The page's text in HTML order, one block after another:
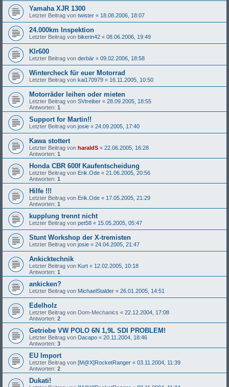
Yamaha XJR 1300
Letzter Beitrag von twister « 18.08.2006, 18:07
24.000km Inspektion
Letzter Beitrag von bikerin42 « 08.06.2006, 19:49
Klr600
Letzter Beitrag von derbär « 09.02.2006, 18:58
Wintercheck für euer Motorrad
Letzter Beitrag von kai170979 « 16.11.2005, 10:50
Motorräder leihen oder mieten
Letzter Beitrag von SVtreiber « 28.09.2005, 18:55
Antworten: 1
Support for Martin!!
Letzter Beitrag von josie « 24.09.2005, 17:40
Kawa stottert
Letzter Beitrag von haraldS « 22.06.2005, 16:28
Antworten: 1
Honda CBR 600f Kaufentscheidung
Letzter Beitrag von Erik.Ode « 21.06.2005, 20:56
Antworten: 1
Hilfe !!!
Letzter Beitrag von Erik.Ode « 17.05.2005, 21:29
Antworten: 1
kupplung trennt nicht
Letzter Beitrag von pet58 « 15.05.2005, 05:47
Stunt Workshop der X-tremisten
Letzter Beitrag von josie « 24.04.2005, 21:47
Ankicktechnik
Letzter Beitrag von Kurt « 12.02.2005, 10:18
Antworten: 1
ankicken?
Letzter Beitrag von MichaelStalder « 26.01.2005, 14:51
Edelholz
Letzter Beitrag von Dom-Mechanics « 22.12.2004, 17:08
Antworten: 2
Getriebe VW POLO 6N 1,9L SDI PROBLEM!
Letzter Beitrag von Dacapo « 20.11.2004, 18:46
Antworten: 3
EU Import
Letzter Beitrag von [M@X]RocketRanger « 03.11.2004, 11:39
Antworten: 2
Dukati!